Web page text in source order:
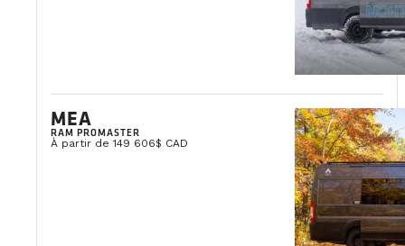
MEA
RAM PROMASTER
À partir de 149 606$ CAD